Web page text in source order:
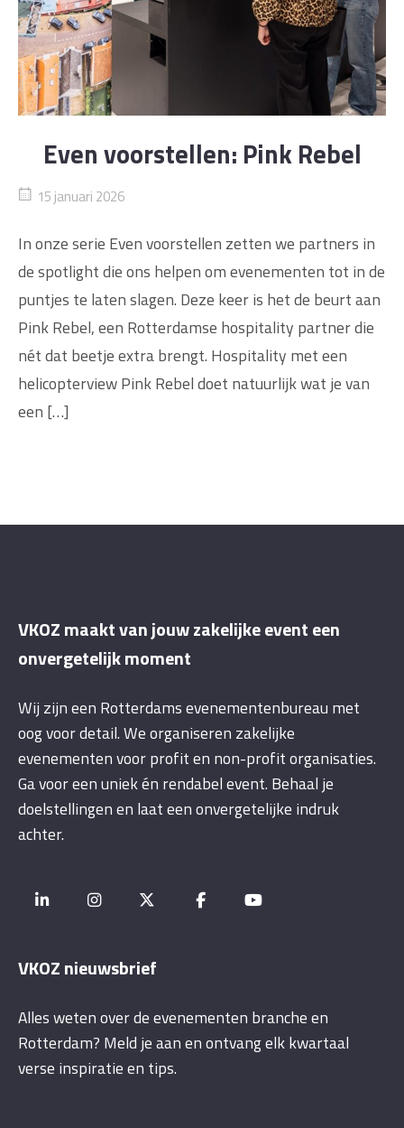
Even voorstellen: Pink Rebel
15 januari 2026
In onze serie Even voorstellen zetten we partners in
de spotlight die ons helpen om evenementen tot in de
puntjes te laten slagen. Deze keer is het de beurt aan
Pink Rebel, een Rotterdamse hospitality partner die
nét dat beetje extra brengt. Hospitality met een
helicopterview Pink Rebel doet natuurlijk wat je van
een […]
VKOZ maakt van jouw zakelijke event een
onvergetelijk moment
Wij zijn een Rotterdams evenementenbureau met
oog voor detail. We organiseren zakelijke
evenementen voor profit en non-profit organisaties.
Ga voor een uniek én rendabel event. Behaal je
doelstellingen en laat een onvergetelijke indruk
achter.
VKOZ nieuwsbrief
Alles weten over de evenementen branche en
Rotterdam? Meld je aan en ontvang elk kwartaal
verse inspiratie en tips.